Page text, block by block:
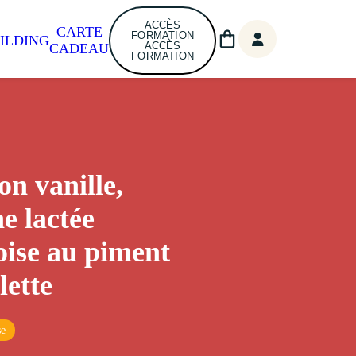
CARTE
CADEAU
ACCÈS
FORMATION
ACCÈS
FORMATION
vanille,
lactée
au piment